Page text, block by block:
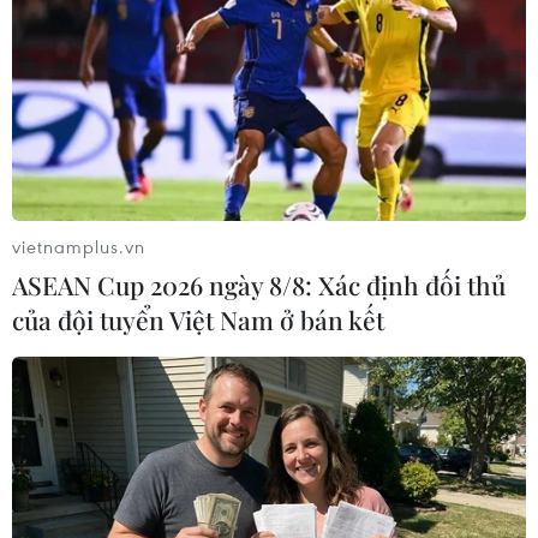
Hưng Yên Thái Bình
Theo dõi VietnamPlus
TIN LIÊN QUAN
vietnamplus.vn
ASEAN Cup 2026 ngày 8/8: Xác định đối thủ
của đội tuyển Việt Nam ở bán kết